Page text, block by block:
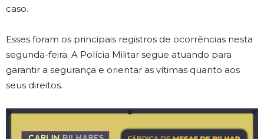
caso.
Esses foram os principais registros de ocorrências nesta
segunda-feira. A Polícia Militar segue atuando para
garantir a segurança e orientar as vítimas quanto aos
seus direitos.